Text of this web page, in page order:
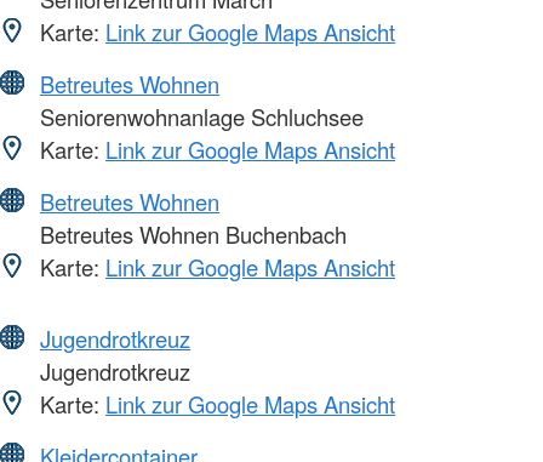
Karte: Link zur Google Maps Ansicht
Betreutes Wohnen
Seniorenwohnanlage Schluchsee
Karte: Link zur Google Maps Ansicht
Betreutes Wohnen
Betreutes Wohnen Buchenbach
Karte: Link zur Google Maps Ansicht
Jugendrotkreuz
Jugendrotkreuz
Karte: Link zur Google Maps Ansicht